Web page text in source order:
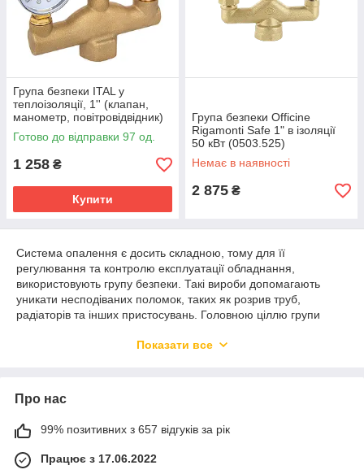
Група безпеки ITAL у
теплоізоляції, 1'' (клапан,
манометр, повітровідвідник)
Готово до відправки 97 од.
1 258 ₴
Купити
Група безпеки Officine
Rigamonti Safe 1" в ізоляції
50 кВт (0503.525)
Немає в наявності
2 875 ₴
Система опалення є досить складною, тому для її
регулювання та контролю експлуатації обладнання,
використовують групу безпеки. Такі вироби допомагають
уникати несподіваних поломок, таких як розрив труб,
радіаторів та інших пристосувань. Головною ціллю групи
опалення. Ціна на групи безпеки в Україні може відрізнятися.
магазині Flapmarket.
краще ознайомитись з їх складом:
Показати все
Про нас
99% позитивних з 657 відгуків за рік
Працює з 17.06.2022